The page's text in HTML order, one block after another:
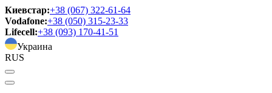
Киевстар:+38 (067) 322-61-64
Vodafone:+38 (050) 315-23-33
Lifecell:+38 (093) 170-41-51
Украина
RUS